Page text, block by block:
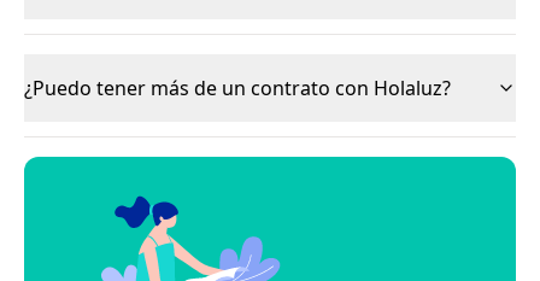
¿Puedo tener más de un contrato con Holaluz?